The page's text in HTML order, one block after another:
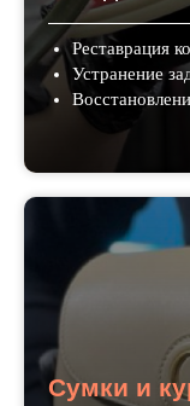
Реставрация
Устранение
Сумки и